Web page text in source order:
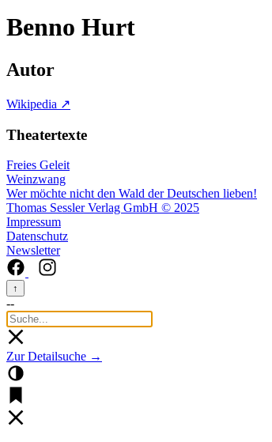
Benno Hurt
Autor
Wikipedia ↗
Theatertexte
Freies Geleit
Weinzwang
Wer möchte nicht den Wald der Deutschen lieben!
Thomas Sessler Verlag GmbH © 2025
Impressum
Datenschutz
Newsletter
↑
--
Zur Detailsuche →